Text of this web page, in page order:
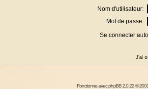
Nom d'utilisateur:
Mot de passe:
Se connecter
J'ai
Fonctionne avecphpBB2.0.22 ©